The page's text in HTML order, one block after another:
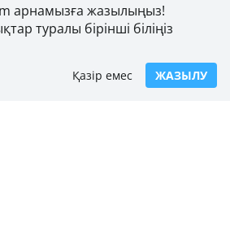
ПАЙДАЛАНУ ТУРАЛЫ КЕЛІСІМ
БАЙЛАНЫСТАР ЖОБАЛАР
РЕЙТИНГТЕР
арнамызға жазылыңыз!
туралы бірінші біліңіз
ЖАЗЫЛУ
Қазір емес